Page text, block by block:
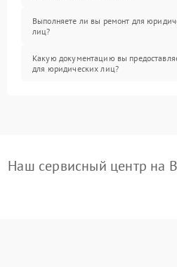
Выполняете ли вы ремонт для
лиц?
Какую документацию вы
для юридических лиц?
Наш сервисный центр на